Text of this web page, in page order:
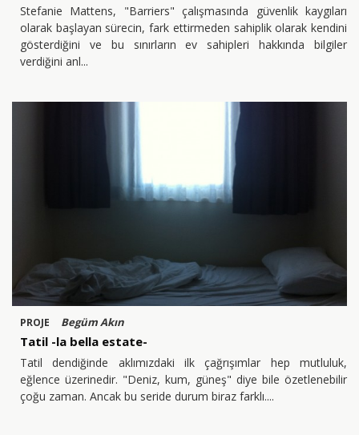
Stefanie Mattens, "Barriers" çalışmasında güvenlik kaygıları
olarak başlayan sürecin, fark ettirmeden sahiplik olarak kendini
gösterdiğini ve bu sınırların ev sahipleri hakkında bilgiler
verdiğini anl
PROJE Begüm Akın
Tatil -la bella estate-
Tatil dendiğinde aklımızdaki ilk çağrışımlar hep mutluluk,
eğlence üzerinedir. "Deniz, kum, güneş" diye bile özetlenebilir
çoğu zaman. Ancak bu seride durum biraz farklı.